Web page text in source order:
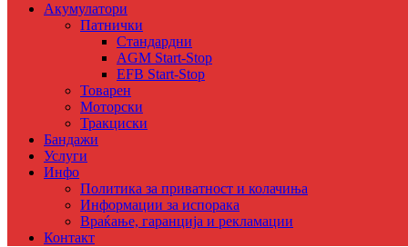
Акумулатори
Патнички
Стандардни
AGM Start-Stop
EFB Start-Stop
Товарен
Моторски
Тракциски
Бандажи
Услуги
Инфо
Политика за приватност и колачиња
Информации за испорака
Враќање, гаранција и рекламации
Контакт